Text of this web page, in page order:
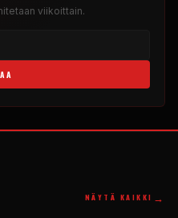
viikoittain.
NÄYTÄ KAIKKI →